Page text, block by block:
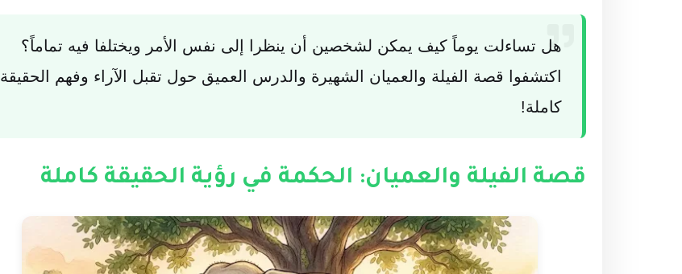
هل تساءلت يوماً كيف يمكن لشخصين أن ينظرا إلى نفس الأمر ويختلفا فيه تماماً؟
اكتشفوا قصة الفيلة والعميان الشهيرة والدرس العميق حول تقبل الآراء وفهم الحقيقة
كاملة!
قصة الفيلة والعميان: الحكمة في رؤية الحقيقة كاملة